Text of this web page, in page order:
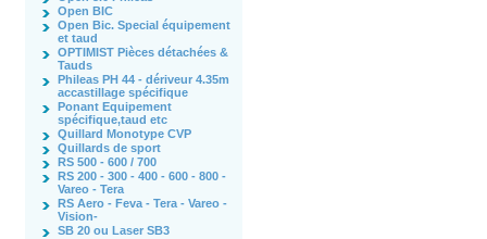
Open BIC
Open Bic. Special équipement
et taud
OPTIMIST Pièces détachées &
Tauds
Phileas PH 44 - dériveur 4.35m
accastillage spécifique
Ponant Equipement
spécifique,taud etc
Quillard Monotype CVP
Quillards de sport
RS 500 - 600 / 700
RS 200 - 300 - 400 - 600 - 800 -
Vareo - Tera
RS Aero - Feva - Tera - Vareo -
Vision-
SB 20 ou Laser SB3